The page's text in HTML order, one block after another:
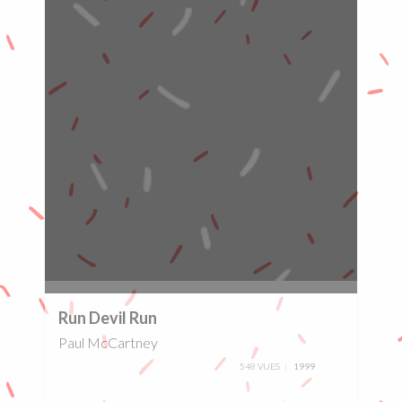
Run Devil Run
Paul McCartney
548 VUES 1999